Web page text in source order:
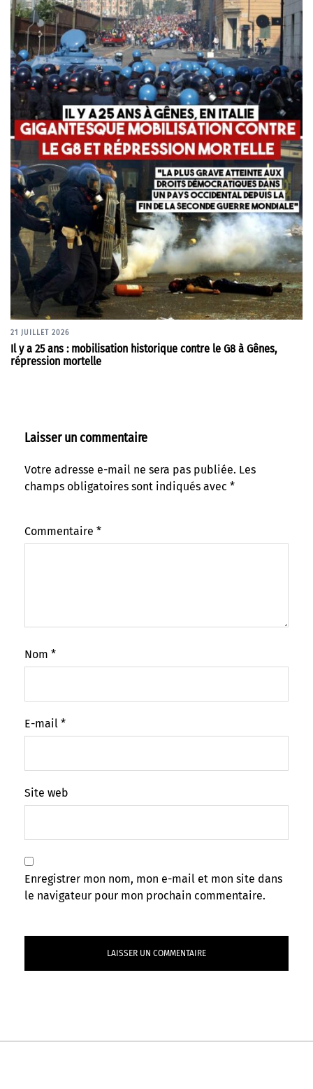
21 JUILLET 2026
Il y a 25 ans : mobilisation historique contre le G8 à Gênes,
répression mortelle
Laisser un commentaire
Votre adresse e-mail ne sera pas publiée. Les
champs obligatoires sont indiqués avec *
Commentaire *
Nom *
E-mail *
Site web
Enregistrer mon nom, mon e-mail et mon site dans
le navigateur pour mon prochain commentaire.